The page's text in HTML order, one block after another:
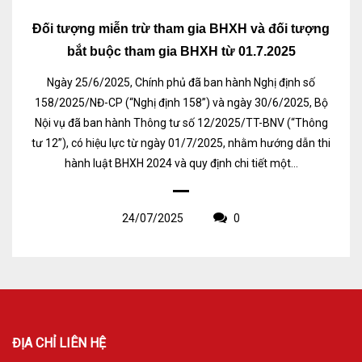
Đối tượng miễn trừ tham gia BHXH và đối tượng
bắt buộc tham gia BHXH từ 01.7.2025
Ngày 25/6/2025, Chính phủ đã ban hành Nghị định số
158/2025/NĐ-CP (“Nghị định 158”) và ngày 30/6/2025, Bộ
Nội vụ đã ban hành Thông tư số 12/2025/TT-BNV (“Thông
tư 12”), có hiệu lực từ ngày 01/7/2025, nhằm hướng dẫn thi
hành luật BHXH 2024 và quy định chi tiết một...
24/07/2025 0
ĐỊA CHỈ LIÊN HỆ